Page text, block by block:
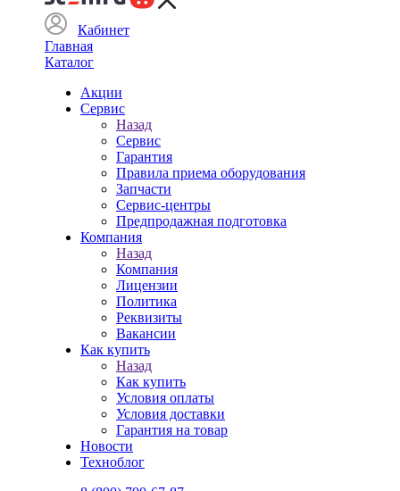
Кабинет
Главная
Каталог
Акции
Сервис
Назад
Сервис
Гарантия
Правила приема оборудования
Запчасти
Сервис-центры
Предпродажная подготовка
Компания
Назад
Компания
Лицензии
Политика
Реквизиты
Вакансии
Как купить
Назад
Как купить
Условия оплаты
Условия доставки
Гарантия на товар
Новости
Техноблог